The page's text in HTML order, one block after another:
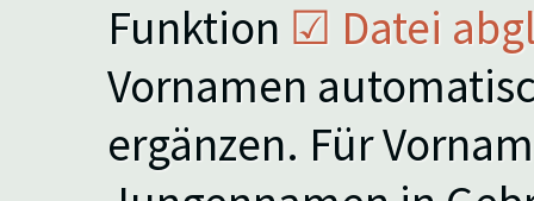
Funktion ☑ Datei
Vornamen
ergänzen. Für